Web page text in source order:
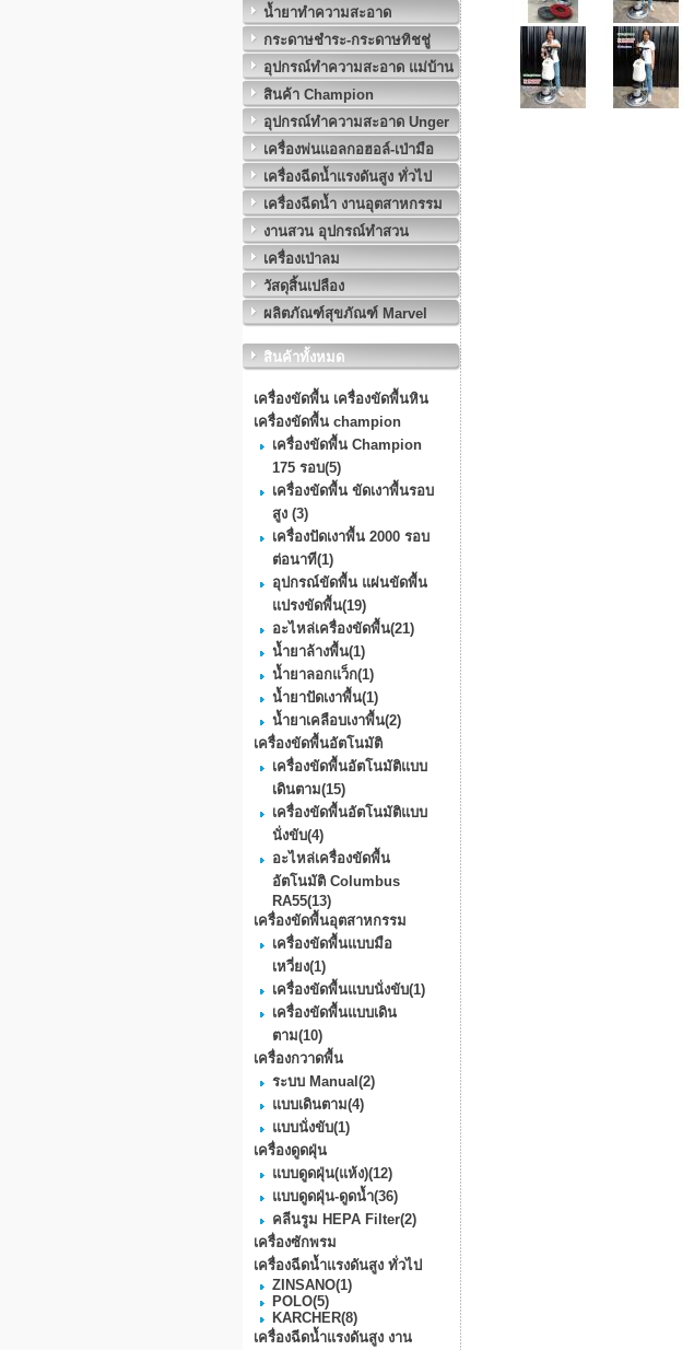
น้ำยาทำความสะอาด
กระดาษชำระ-กระดาษทิชชู่
อุปกรณ์ทำความสะอาด แม่บ้าน
สินค้า Champion
อุปกรณ์ทำความสะอาด Unger
เครื่องพ่นแอลกอฮอล์-เป่ามือ
เครื่องฉีดน้ำแรงดันสูง ทั่วไป
เครื่องฉีดน้ำ งานอุตสาหกรรม
งานสวน อุปกรณ์ทำสวน
เครื่องเป่าลม
วัสดุสิ้นเปลือง
ผลิตภัณฑ์สุขภัณฑ์ Marvel
สินค้าทั้งหมด
เครื่องขัดพื้น เครื่องขัดพื้นหิน
เครื่องขัดพื้น champion
เครื่องขัดพื้น Champion
175 รอบ(5)
เครื่องขัดพื้น ขัดเงาพื้นรอบ
สูง (3)
เครื่องปัดเงาพื้น 2000 รอบ
ต่อนาที(1)
อุปกรณ์ขัดพื้น แผ่นขัดพื้น
แปรงขัดพื้น(19)
อะไหล่เครื่องขัดพื้น(21)
น้ำยาล้างพื้น(1)
น้ำยาลอกแว็ก(1)
น้ำยาปัดเงาพื้น(1)
น้ำยาเคลือบเงาพื้น(2)
เครื่องขัดพื้นอัตโนมัติ
เครื่องขัดพื้นอัตโนมัติแบบ
เดินตาม(15)
เครื่องขัดพื้นอัตโนมัติแบบ
นั่งขับ(4)
อะไหล่เครื่องขัดพื้น
อัตโนมัติ Columbus
RA55(13)
เครื่องขัดพื้นอุตสาหกรรม
เครื่องขัดพื้นแบบมือ
เหวี่ยง(1)
เครื่องขัดพื้นแบบนั่งขับ(1)
เครื่องขัดพื้นแบบเดิน
ตาม(10)
เครื่องกวาดพื้น
ระบบ Manual(2)
แบบเดินตาม(4)
แบบนั่งขับ(1)
เครื่องดูดฝุ่น
แบบดูดฝุ่น(แห้ง)(12)
แบบดูดฝุ่น-ดูดน้ำ(36)
คลีนรูม HEPA Filter(2)
เครื่องซักพรม
เครื่องฉีดน้ำแรงดันสูง ทั่วไป
ZINSANO(1)
POLO(5)
KARCHER(8)
เครื่องฉีดน้ำแรงดันสูง งาน